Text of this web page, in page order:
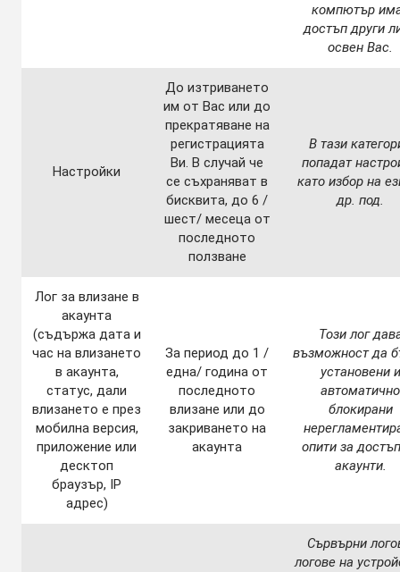
компютър
достъп други
освен Вас.
Настройки
До изтриването
им от Вас или до
прекратяване на
регистрацията
Ви. В случай че
се съхраняват в
бисквита, до 6 /
шест/ месеца от
последното
ползване
В тази
попадат
като избор на
др. под.
Лог за влизане в
акаунта
(съдържа дата и
час на влизането
в акаунта,
статус, дали
влизането е през
мобилна версия,
приложение или
десктоп
браузър, IP
адрес)
За период до 1 /
една/ година от
последното
влизане или до
закриването на
акаунта
Този лог
възможност да
установени и
автоматично
блокирани
опити за
акаунти.
Сървърни
логове на